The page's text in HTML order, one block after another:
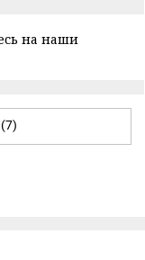
на наши
(7)